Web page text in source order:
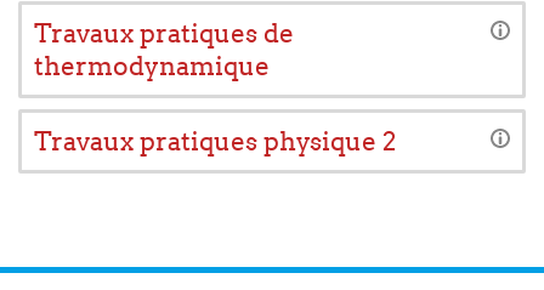
Travaux pratiques de
thermodynamique
Travaux pratiques physique 2